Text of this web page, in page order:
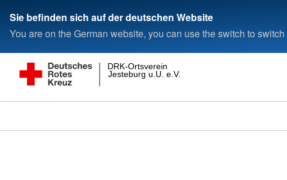
Sie befinden sich auf der deutschen Website
You are on the German website, you can use the switch to
Jesteburg u.U. e.V.
DRK-Ortsverein